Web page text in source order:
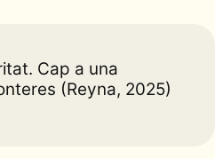
Cap a una
(Reyna, 2025)